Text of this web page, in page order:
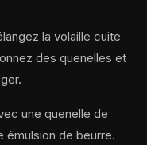
la volaille cuite
des quenelles et
une quenelle de
émulsion de beurre.